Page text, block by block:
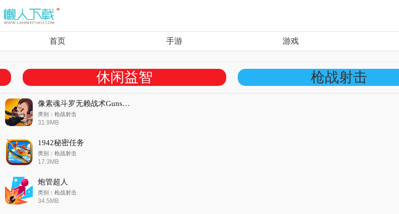
首页 手游 游戏
休闲益智 枪战射击
像素魂斗罗无赖战术Gunslugs3
类别：枪战射击
31.9MB
1942秘密任务
类别：枪战射击
17.3MB
炮管超人
类别：枪战射击
34.5MB